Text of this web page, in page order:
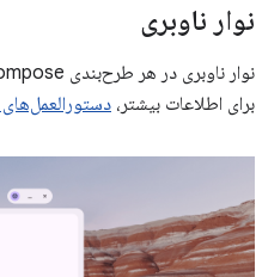
نوار ناوبری
نوار ناوبری در هر طرح‌بندی Compose، از جمله
برای اطلاعات بیشتر،